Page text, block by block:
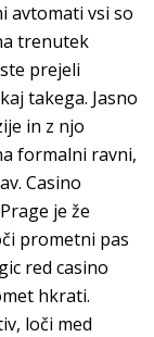
avtomati vsi so
trenutek
prejeli
takega. Jasno
in z njo
formalni ravni,
Casino
je že
prometni pas
red casino
hkrati.
loči med